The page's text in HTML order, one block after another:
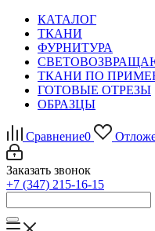
КАТАЛОГ
ТКАНИ
ФУРНИТУРА
ТКАНИ ПО
ГОТОВЫЕ ОТРЕЗЫ
ОБРАЗЦЫ
Сравнение0
Заказать звонок
+7 (347) 215-16-15